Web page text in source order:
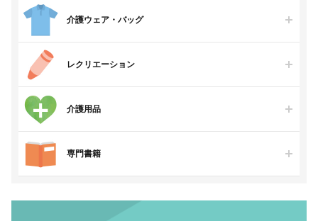
介護ウェア・バッグ
レクリエーション
介護用品
専門書籍